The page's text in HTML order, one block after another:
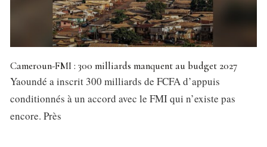
Cameroun-FMI : 300 milliards manquent au budget 2027
Yaoundé a inscrit 300 milliards de FCFA d’appuis
conditionnés à un accord avec le FMI qui n’existe pas
encore. Près